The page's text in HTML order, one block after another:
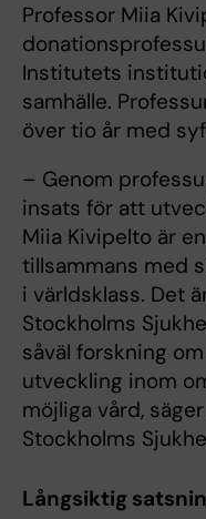
Professor Miia
Institutets
samhälle.
över tio år med
– Genom
insats för att
Miia Kivipelto är
tillsammans med
i världsklass. Det
Stockholms
såväl forskning
utveckling inom
möjliga vård,
Stockholms
Långsiktig